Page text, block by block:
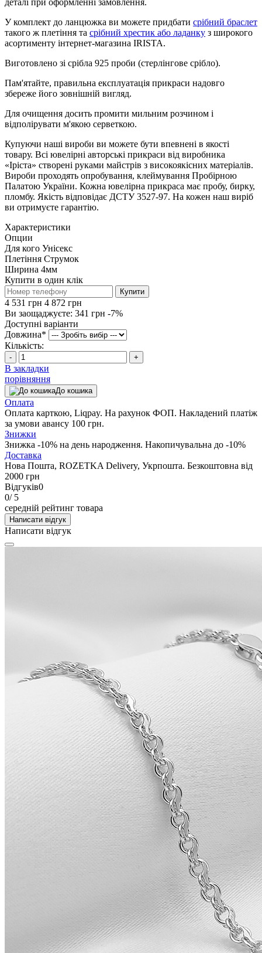
У комплект до ланцюжка ви можете придбати срібний браслет
такого ж плетіння та срібний хрестик або ладанку з широкого
асортименту інтернет-магазина IRISTA.
Виготовлено зі срібла 925 проби (стерлінгове срібло).
Пам'ятайте, правильна експлуатація прикраси надовго
збереже його зовнішній вигляд.
Для очищення досить промити мильним розчином і
відполірувати м'якою серветкою.
Купуючи наші вироби ви можете бути впевнені в якості
товару. Всі ювелірні авторські прикраси від виробника
«Іріста» створені руками майстрів з високоякісних матеріалів.
Вироби проходять опробування, клеймування Пробірною
Палатою України. Кожна ювелірна прикраса має пробу, бирку,
пломбу. Якість відповідає ДСТУ 3527-97. На кожен наш виріб
ви отримуєте гарантію.
Характеристики
Опции
Для кого Унісекс
Плетіння Струмок
Ширина 4мм
Купити в один клік
Купити
4 531 грн 4 872 грн
Ви заощаджуєте: 341 грн -7%
Доступні варіанти
Довжина*
Кількість:
- +
В закладки
порівняння
До кошика
Оплата
Оплата карткою, Liqpay. На рахунок ФОП. Накладений платіж
за умови авансу 100 грн.
Знижки
Знижка -10% на день народження. Накопичувальна до -10%
Доставка
Нова Пошта, ROZETKA Delivery, Укрпошта. Безкоштовна від
2000 грн
Відгуків0
0/ 5
середній рейтинг товара
Написати відгук
Написати відгук